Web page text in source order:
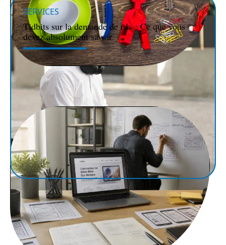
SERVICES
Tidbits sur la demande de rdv : Ce que vous
devez absolument savoir
ENTREPRISE
Quels goodies à petit prix choisir pour le lancement
de son entreprise ?